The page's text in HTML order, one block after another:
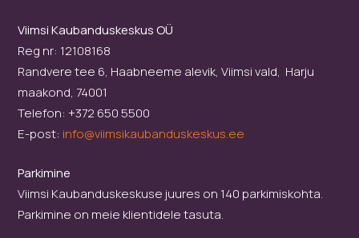
Viimsi Kaubanduskeskus OÜ
Reg nr: 12108168
Randvere tee 6, Haabneeme alevik, Viimsi vald, Harju
maakond, 74001
Telefon: +372 650 5500
E-post: info@viimsikaubanduskeskus.ee
Parkimine
Viimsi Kaubanduskeskuse juures on 140 parkimiskohta.
Parkimine on meie klientidele tasuta.